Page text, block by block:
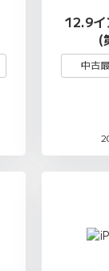
12.9イ
(
中古